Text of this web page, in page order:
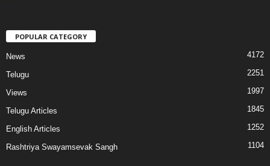
POPULAR CATEGORY
News 4172
Telugu 2251
Views 1997
Telugu Articles 1845
English Articles 1252
Rashtriya Swayamsevak Sangh 1104